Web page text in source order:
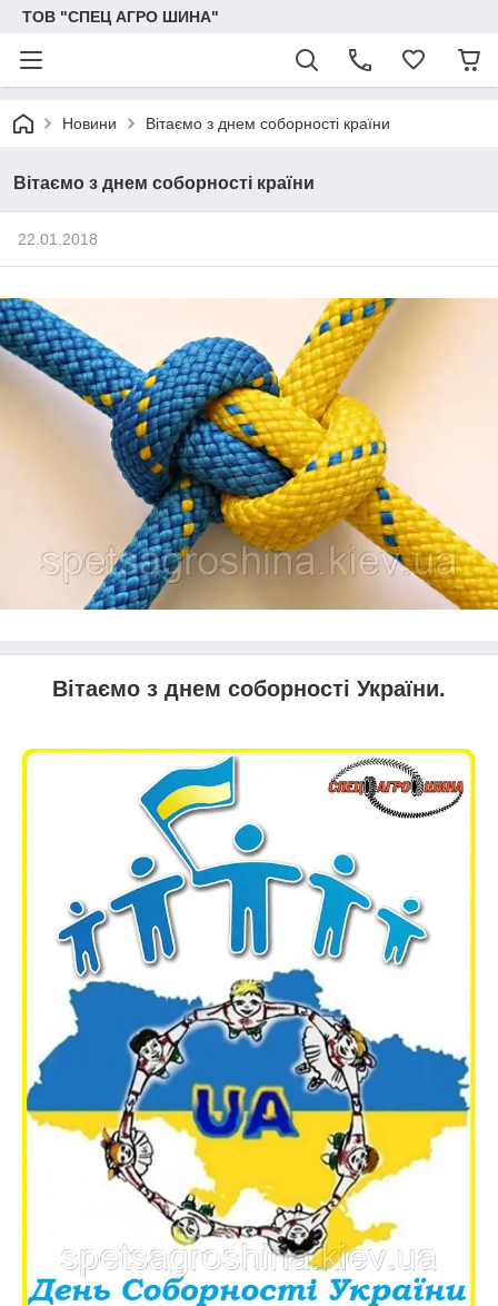
ТОВ "СПЕЦ АГРО ШИНА"
Новини Вітаємо з днем соборності країни
Вітаємо з днем соборності країни
22.01.2018
Вітаємо з днем соборності України.